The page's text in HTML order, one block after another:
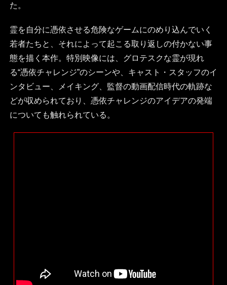
た。
霊を自分に憑依させる危険なゲームにのめり込んでいく
若者たちと、それによって起こる取り返しの付かない事
態を描く本作。特別映像には、グロテスクな霊が現れ
る“憑依チャレンジ”のシーンや、キャスト・スタッフのイ
ンタビュー、メイキング、監督の動画配信時代の軌跡な
どが収められており、憑依チャレンジのアイデアの発端
についても触れられている。